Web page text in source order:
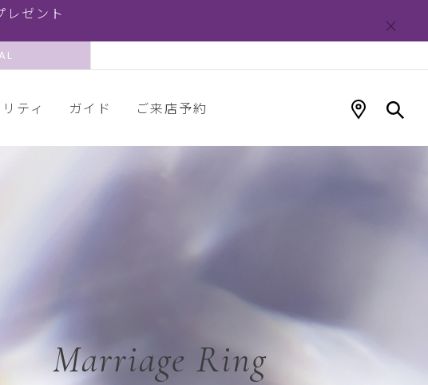
ゼント
ティ ガイド ご来店予約
Marriage Ring